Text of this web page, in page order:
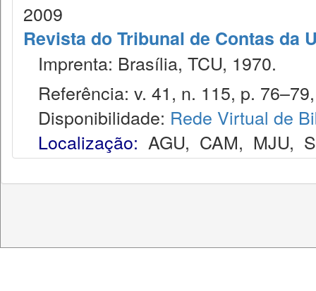
2009
Revista do Tribunal de Contas da
Imprenta: Brasília, TCU, 1970.
Referência: v. 41, n. 115, p.
Disponibilidade: Rede Virtual de
Localização: AGU, CAM, MJU,